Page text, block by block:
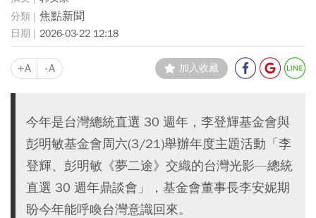
焦點新聞
2026-03-22 12:18
+A -A 加入收藏
今年是台灣總統直選 30 週年，李登輝基金會與
彭明敏基金會周六(3/21)舉辦年度主題活動「李
登輝、彭明敏《夢二途》交織的台灣光影—總統
直選 30 週年鼎談會」，基金會董事長李安妮期
盼今年能呼喚台灣意識回來。